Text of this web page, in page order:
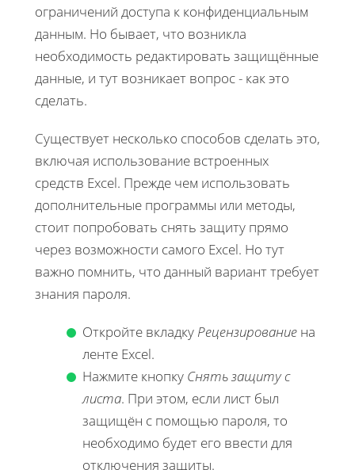
ограничений доступа к конфиденциальным
данным. Но бывает, что возникла
необходимость редактировать защищённые
данные, и тут возникает вопрос - как это
сделать.
Существует несколько способов сделать это,
включая использование встроенных
средств Excel. Прежде чем использовать
дополнительные программы или методы,
стоит попробовать снять защиту прямо
через возможности самого Excel. Но тут
важно помнить, что данный вариант требует
знания пароля.
Откройте вкладку Рецензирование на
ленте Excel.
Нажмите кнопку Снять защиту с
листа. При этом, если лист был
защищён с помощью пароля, то
необходимо будет его ввести для
отключения защиты.